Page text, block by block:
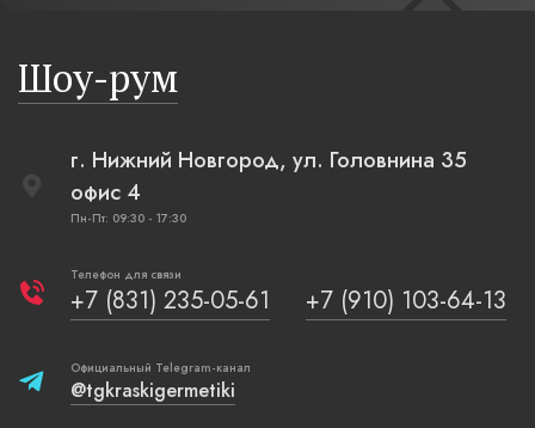
Шоу-рум
г. Нижний Новгород, ул. Головнина 35
офис 4
Пн-Пт: 09:30 - 17:30
Телефон для связи
+7 (831) 235-05-61 +7 (910) 103-64-13
Официальный Telegram-канал
@tgkraskigermetiki